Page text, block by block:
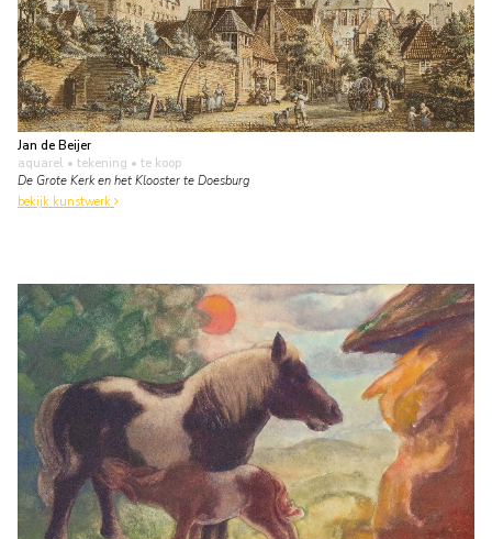
Jan de Beijer
aquarel • tekening • te koop
De Grote Kerk en het Klooster te Doesburg
bekijk kunstwerk